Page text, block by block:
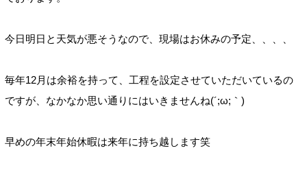
今日明日と天気が悪そうなので、現場はお休みの予定、、、、
毎年12月は余裕を持って、工程を設定させていただいているの
ですが、なかなか思い通りにはいきませんね(´;ω;｀)
早めの年末年始休暇は来年に持ち越します笑